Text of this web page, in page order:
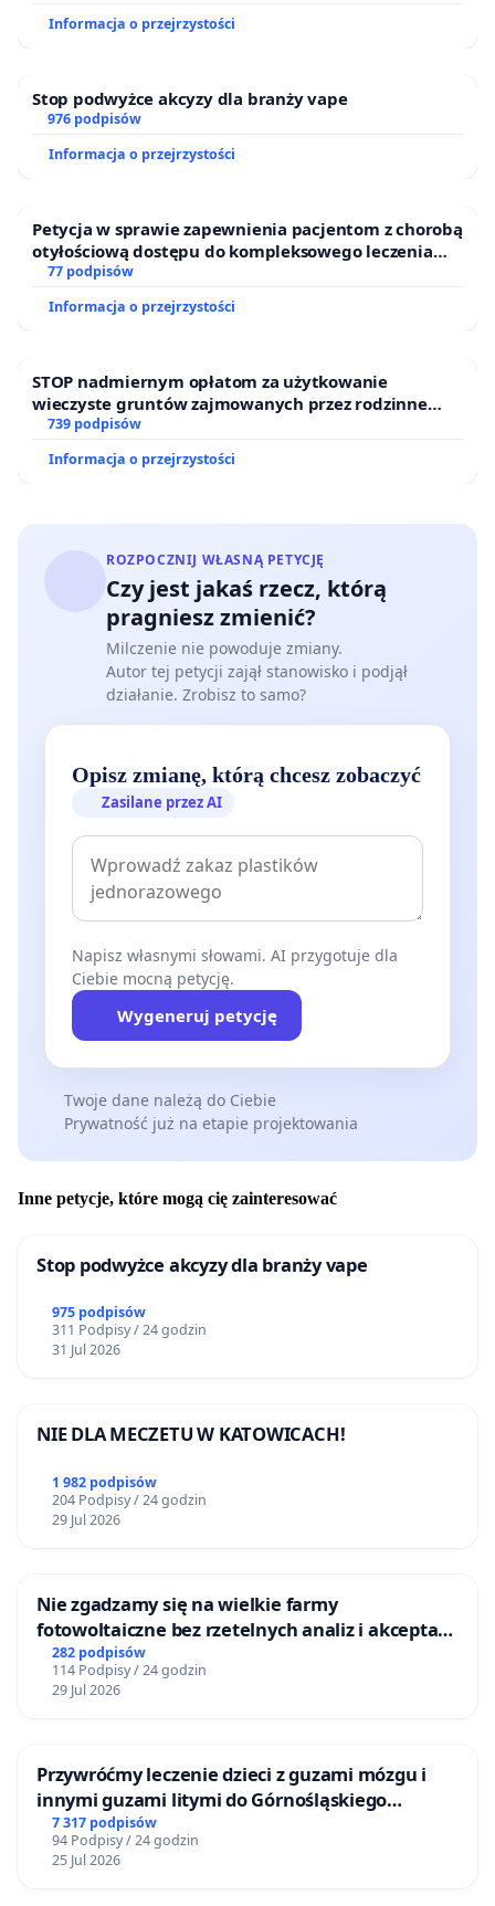
Informacja o przejrzystości
Stop podwyżce akcyzy dla branży vape
976 podpisów
Informacja o przejrzystości
Petycja w sprawie zapewnienia pacjentom z chorobą
otyłościową dostępu do kompleksowego leczenia
oraz programów profilaktycznych.
77 podpisów
Informacja o przejrzystości
STOP nadmiernym opłatom za użytkowanie
wieczyste gruntów zajmowanych przez rodzinne
ogrody działkowe.
739 podpisów
Informacja o przejrzystości
ROZPOCZNIJ WŁASNĄ PETYCJĘ
Czy jest jakaś rzecz, którą
pragniesz zmienić?
Milczenie nie powoduje zmiany.
Autor tej petycji zajął stanowisko i podjął
działanie. Zrobisz to samo?
Opisz zmianę, którą chcesz zobaczyć
Zasilane przez AI
Napisz własnymi słowami. AI przygotuje dla
Ciebie mocną petycję.
Wygeneruj petycję
Twoje dane należą do Ciebie
Prywatność już na etapie projektowania
Inne petycje, które mogą cię zainteresować
Stop podwyżce akcyzy dla branży vape
975 podpisów
311 Podpisy / 24 godzin
31 Jul 2026
NIE DLA MECZETU W KATOWICACH!
1 982 podpisów
204 Podpisy / 24 godzin
29 Jul 2026
Nie zgadzamy się na wielkie farmy
fotowoltaiczne bez rzetelnych analiz i akceptacji
mieszkańców
282 podpisów
114 Podpisy / 24 godzin
29 Jul 2026
Przywróćmy leczenie dzieci z guzami mózgu i
innymi guzami litymi do Górnośląskiego
Centrum Zdrowia Dziecka w Katowicach
7 317 podpisów
94 Podpisy / 24 godzin
25 Jul 2026